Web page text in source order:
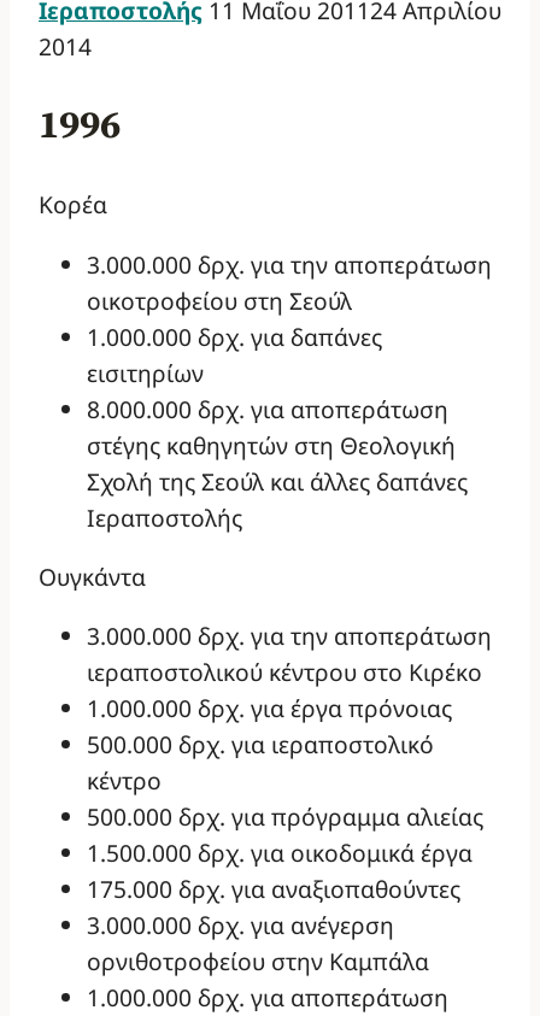
Ιεραποστολής 11 Μαΐου 201124 Απριλίου
2014
1996
Κορέα
3.000.000 δρχ. για την αποπεράτωση
οικοτροφείου στη Σεούλ
1.000.000 δρχ. για δαπάνες
εισιτηρίων
8.000.000 δρχ. για αποπεράτωση
στέγης καθηγητών στη Θεολογική
Σχολή της Σεούλ και άλλες δαπάνες
Ιεραποστολής
Ουγκάντα
3.000.000 δρχ. για την αποπεράτωση
ιεραποστολικού κέντρου στο Κιρέκο
1.000.000 δρχ. για έργα πρόνοιας
500.000 δρχ. για ιεραποστολικό
κέντρο
500.000 δρχ. για πρόγραμμα αλιείας
1.500.000 δρχ. για οικοδομικά έργα
175.000 δρχ. για αναξιοπαθούντες
3.000.000 δρχ. για ανέγερση
ορνιθοτροφείου στην Καμπάλα
1.000.000 δρχ. για αποπεράτωση